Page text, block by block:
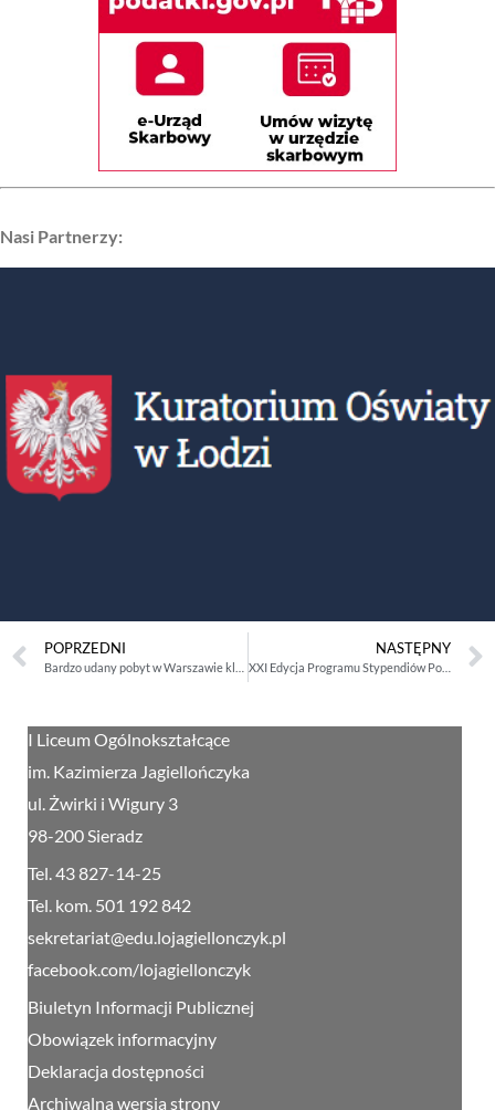
Nasi Partnerzy:
POPRZEDNI NASTĘPNY
XXI Edycja Programu Stypendiów Pomostowych dla maturzystów
I Liceum Ogólnokształcące
im. Kazimierza Jagiellończyka
ul. Żwirki i Wigury 3
98-200 Sieradz
Tel. 43 827-14-25
Tel. kom. 501 192 842
sekretariat@edu.lojagiellonczyk.pl
facebook.com/lojagiellonczyk
Biuletyn Informacji Publicznej
Obowiązek informacyjny
Deklaracja dostępności
Archiwalna wersja strony